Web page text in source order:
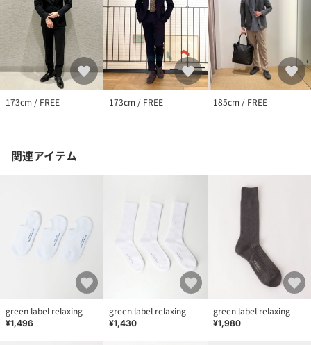
173cm / FREE 173cm / FREE 185cm / FREE
関連アイテム
green label relaxing
¥1,496
green label relaxing
¥1,430
green label relaxing
¥1,980